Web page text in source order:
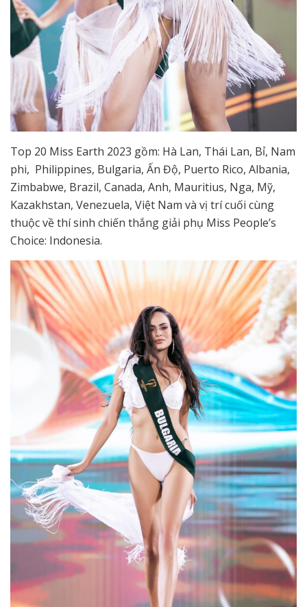
Top 20 Miss Earth 2023 gồm: Hà Lan, Thái Lan, Bỉ, Nam
phi, Philippines, Bulgaria, Ấn Độ, Puerto Rico, Albania,
Zimbabwe, Brazil, Canada, Anh, Mauritius, Nga, Mỹ,
Kazakhstan, Venezuela, Việt Nam và vị trí cuối cùng
thuộc về thí sinh chiến thắng giải phụ Miss People’s
Choice: Indonesia.